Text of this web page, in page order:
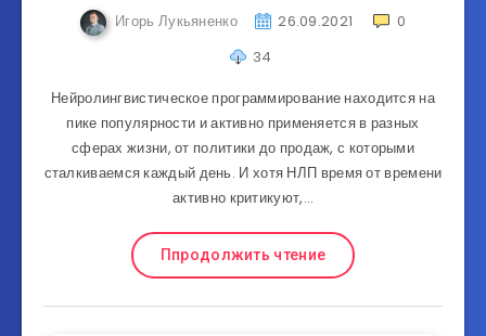
Игорь Лукьяненко 26.09.2021
0
34
Нейролингвистическое программирование находится на
пике популярности и активно применяется в разных
сферах жизни, от политики до продаж, с которыми
сталкиваемся каждый день. И хотя НЛП время от времени
активно критикуют,…
Ппродолжить чтение